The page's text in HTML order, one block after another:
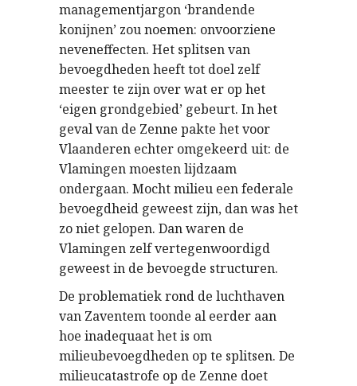
managementjargon ‘brandende
konijnen’ zou noemen: onvoorziene
neveneffecten. Het splitsen van
bevoegdheden heeft tot doel zelf
meester te zijn over wat er op het
‘eigen grondgebied’ gebeurt. In het
geval van de Zenne pakte het voor
Vlaanderen echter omgekeerd uit: de
Vlamingen moesten lijdzaam
ondergaan. Mocht milieu een federale
bevoegdheid geweest zijn, dan was het
zo niet gelopen. Dan waren de
Vlamingen zelf vertegenwoordigd
geweest in de bevoegde structuren.
De problematiek rond de luchthaven
van Zaventem toonde al eerder aan
hoe inadequaat het is om
milieubevoegdheden op te splitsen. De
milieucatastrofe op de Zenne doet